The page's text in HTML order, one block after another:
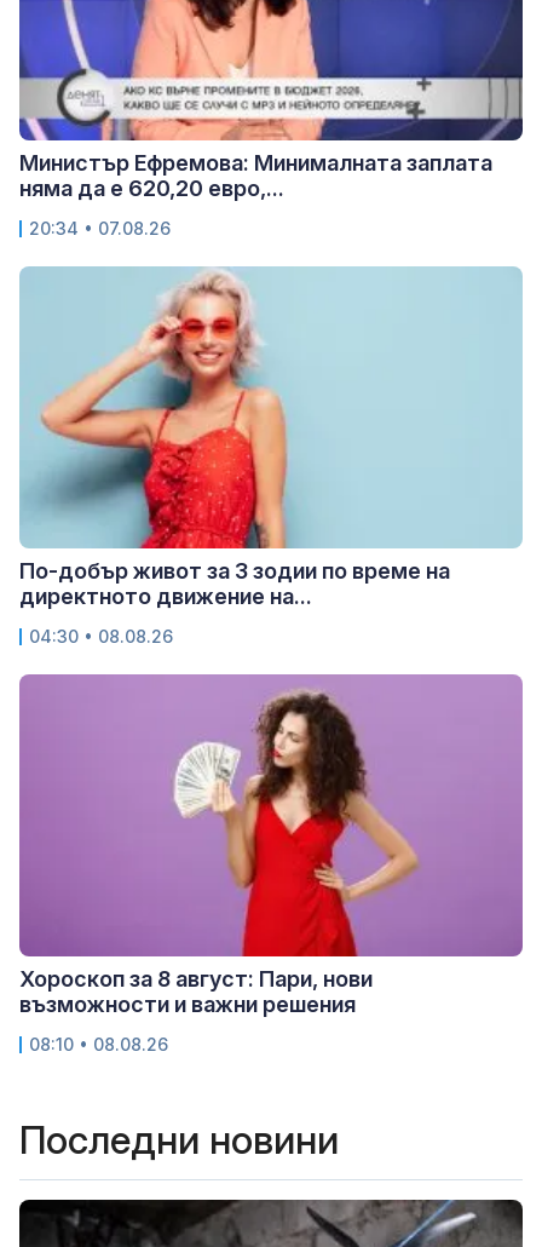
Министър Ефремова: Минималната заплата
няма да е 620,20 евро,...
20:34 • 07.08.26
По-добър живот за 3 зодии по време на
директното движение на...
04:30 • 08.08.26
Хороскоп за 8 август: Пари, нови
възможности и важни решения
08:10 • 08.08.26
Последни новини